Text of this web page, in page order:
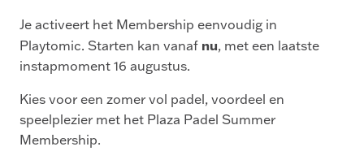
Je activeert het Membership eenvoudig in
Playtomic. Starten kan vanaf nu, met een laatste
instapmoment 16 augustus.
Kies voor een zomer vol padel, voordeel en
speelplezier met het Plaza Padel Summer
Membership.